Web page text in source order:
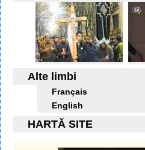
Alte limbi
Français
English
HARTĂ SITE